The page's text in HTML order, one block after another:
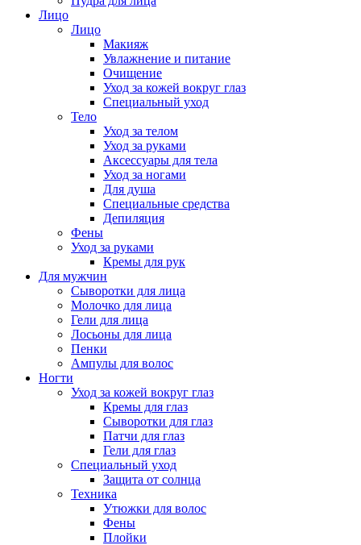
Лицо
Лицо
Макияж
Увлажнение и питание
Очищение
Уход за кожей вокруг глаз
Специальный уход
Тело
Уход за телом
Уход за руками
Аксессуары для тела
Уход за ногами
Для душа
Специальные средства
Депиляция
Фены
Уход за руками
Кремы для рук
Для мужчин
Сыворотки для лица
Молочко для лица
Гели для лица
Лосьоны для лица
Пенки
Ампулы для волос
Ногти
Уход за кожей вокруг глаз
Кремы для глаз
Сыворотки для глаз
Патчи для глаз
Гели для глаз
Специальный уход
Защита от солнца
Техника
Утюжки для волос
Фены
Плойки